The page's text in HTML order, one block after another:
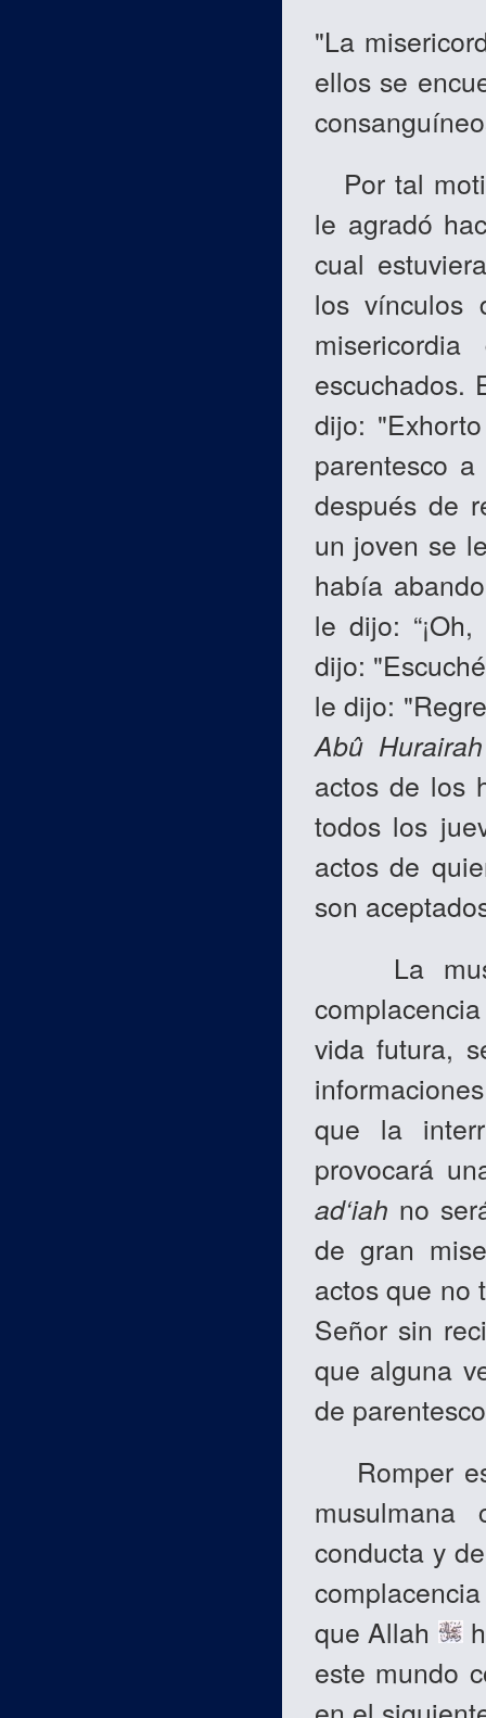
"La
ellos se
Por tal
le agradó
cual
los vínculos
escuchados.
dijo:
parentesco
después de
un joven se
había
le dijo:
dijo:
le dijo:
Abû Hurairah
actos de los
todos los
actos de
son
La
vida futura,
que la
provocará
ad‘iah no
de gran
actos que no
Señor sin
que alguna
de
Romper
conducta y
que Allah
este mundo